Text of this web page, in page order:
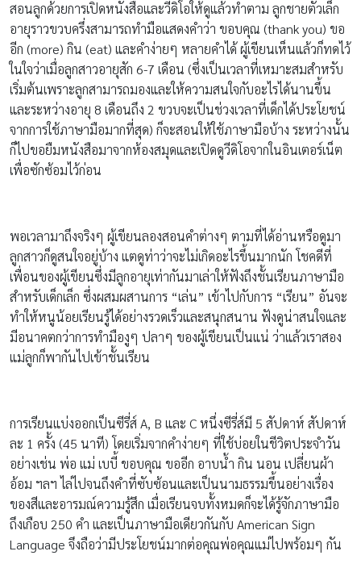
สอนลูกด้วยการเปิดหนังสือและวีดิโอให้ดูแล้วทำตาม ลูกชายตัวเล็ก
อายุราวขวบครึ่งสามารถทำมือแสดงคำว่า ขอบคุณ (thank you) ขอ
อีก (more) กิน (eat) และคำง่ายๆ หลายคำได้ ผู้เขียนเห็นแล้วก็ทดไว้
ในใจว่าเมื่อลูกสาวอายุสัก 6-7 เดือน (ซึ่งเป็นเวลาที่เหมาะสมสำหรับ
เริ่มต้นเพราะลูกสามารถมองและให้ความสนใจกับอะไรได้นานขึ้น
และระหว่างอายุ 8 เดือนถึง 2 ขวบจะเป็นช่วงเวลาที่เด็กได้ประโยชน์
จากการใช้ภาษามือมากที่สุด) ก็จะสอนให้ใช้ภาษามือบ้าง ระหว่างนั้น
ก็ไปขอยืมหนังสือมาจากห้องสมุดและเปิดดูวีดิโอจากในอินเตอร์เน็ต
เพื่อซักซ้อมไว้ก่อน
พอเวลามาถึงจริงๆ ผู้เขียนลองสอนคำต่างๆ ตามที่ได้อ่านหรือดูมา
ลูกสาวก็ดูสนใจอยู่บ้าง แตดูท่าว่าจะไม่เกิดอะไรขึ้นมากนัก โชคดีที่
เพื่อนของผู้เขียนซึ่งมีลูกอายุเท่ากันมาเล่าให้ฟังถึงชั้นเรียนภาษามือ
สำหรับเด็กเล็ก ซึ่งผสมผสานการ “เล่น” เข้าไปกับการ “เรียน” อันจะ
ทำให้หนูน้อยเรียนรู้ได้อย่างรวดเร็วและสนุกสนาน ฟังดูน่าสนใจและ
มีอนาคตกว่าการทำมืองูๆ ปลาๆ ของผู้เขียนเป็นแน่ ว่าแล้วเราสอง
แม่ลูกก็พากันไปเข้าชั้นเรียน
การเรียนแบ่งออกเป็นซีรี่ส์ A, B และ C หนึ่งซีรี่ส์มี 5 สัปดาห์ สัปดาห์
ละ 1 ครั้ง (45 นาที) โดยเริ่มจากคำง่ายๆ ที่ใช้บ่อยในชีวิตประจำวัน
อย่างเช่น พ่อ แม่ เบบี้ ขอบคุณ ขออีก อาบน้ำ กิน นอน เปลี่ยนผ้า
อ้อม ฯลฯ ไล่ไปจนถึงคำที่ซับซ้อนและเป็นนามธรรมขึ้นอย่างเรื่อง
ของสีและอารมณ์ความรู้สึก เมื่อเรียนจบทั้งหมดก็จะได้รู้จักภาษามือ
ถึงเกือบ 250 คำ และเป็นภาษามือเดียวกันกับ American Sign
Language จึงถือว่ามีประโยชน์มากต่อคุณพ่อคุณแม่ไปพร้อมๆ กัน